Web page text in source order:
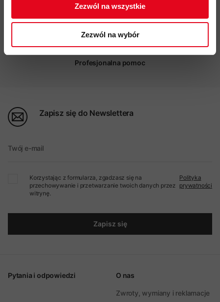
Zezwól na wszystkie
Zezwól na wybór
Możliwy odbiór w sklepie
Profesjonalna pomoc
Zapisz się do Newslettera
Twój e-mail
Korzystając z formularza, zgadzasz się na
przechowywanie i przetwarzanie twoich danych przez
witrynę.
Polityka
prywatności
Zapisz się
Pytania i odpowiedzi O nas
Zwroty, wymiany i reklamacje